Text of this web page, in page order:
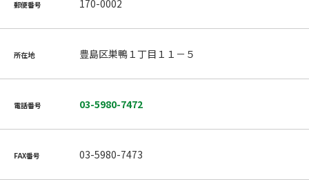
郵便番号 170-0002
所在地 豊島区巣鴨１丁目１１－５
電話番号 03-5980-7472
FAX番号 03-5980-7473